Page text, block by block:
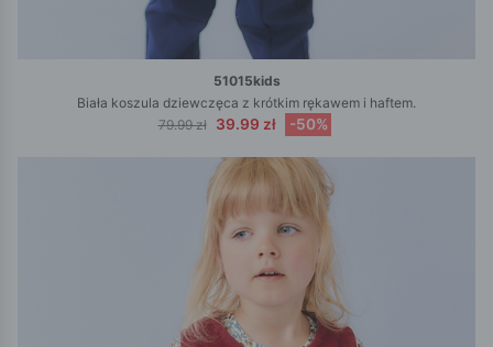
51015kids
Biała koszula dziewczęca z krótkim rękawem i haftem.
79.99 zł
39.99 zł -50%